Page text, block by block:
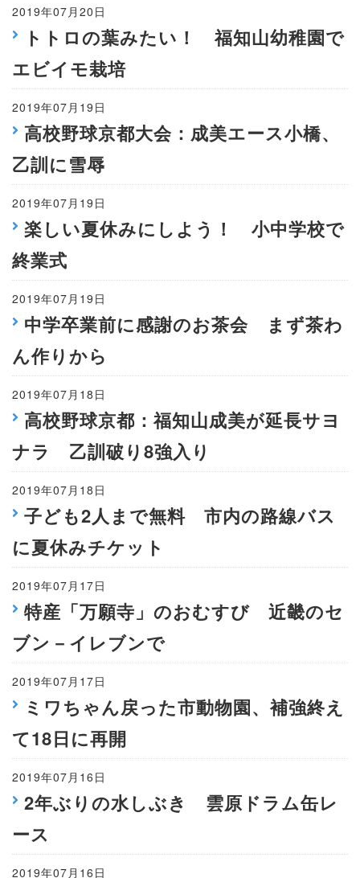
2019年07月20日
トトロの葉みたい！ 福知山幼稚園で
エビイモ栽培
2019年07月19日
高校野球京都大会：成美エース小橋、
乙訓に雪辱
2019年07月19日
楽しい夏休みにしよう！ 小中学校で
終業式
2019年07月19日
中学卒業前に感謝のお茶会 まず茶わ
ん作りから
2019年07月18日
高校野球京都：福知山成美が延長サヨ
ナラ 乙訓破り8強入り
2019年07月18日
子ども2人まで無料 市内の路線バス
に夏休みチケット
2019年07月17日
特産「万願寺」のおむすび 近畿のセ
ブン－イレブンで
2019年07月17日
ミワちゃん戻った市動物園、補強終え
て18日に再開
2019年07月16日
2年ぶりの水しぶき 雲原ドラム缶レ
ース
2019年07月16日